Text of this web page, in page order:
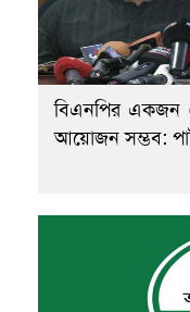
বিএনপির একজন
আয়োজন সম্ভব: